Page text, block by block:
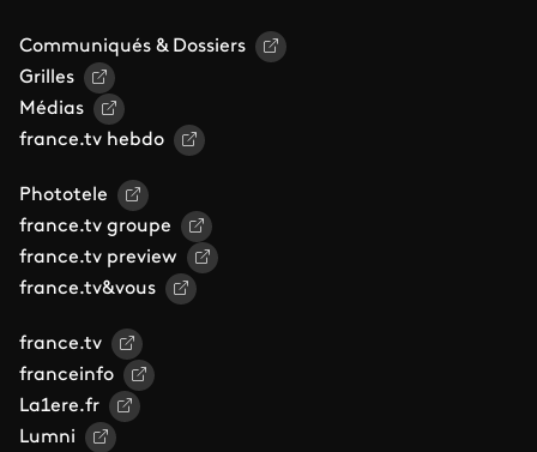
Communiqués & Dossiers
Grilles
Médias
france.tv hebdo
Phototele
france.tv groupe
france.tv preview
france.tv&vous
france.tv
franceinfo
La1ere.fr
Lumni